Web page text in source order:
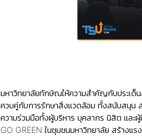
มหาวิทยาลัยทักษิณให้ความสำคัญกับประเด็
ควบคู่กับการรักษาสิ่งแวดล้อม ทั้งสนับสนุน
ความร่วมมือทั้งผู้บริหาร บุคลากร นิสิต และ
GO GREEN ในชุมชนมหาวิทยาลัย สร้างแร